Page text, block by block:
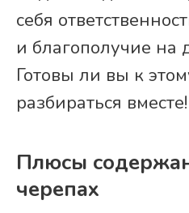
себя
и благополучие на
Готовы ли вы к
разбираться вместе!
Плюсы
черепах